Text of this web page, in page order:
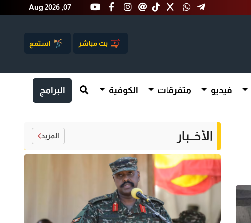
Aug 2026 ,07
بث مباشر استمع
فيديو متفرقات الكوفية البرامج
الأخــبار المزيد